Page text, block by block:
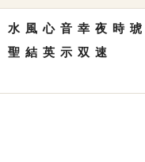
水 風 心 音 幸 夜 時 琥
聖 結 英 示 双 速